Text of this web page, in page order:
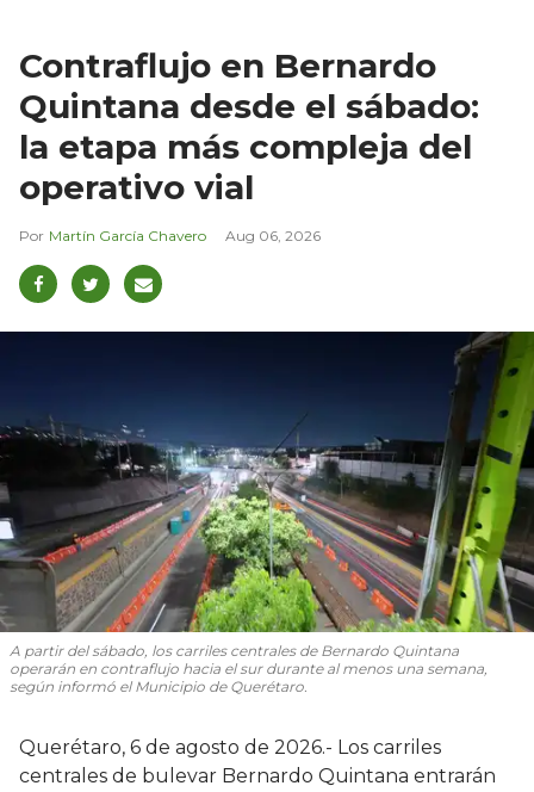
Contraflujo en Bernardo
Quintana desde el sábado:
la etapa más compleja del
operativo vial
Martín García Chavero Aug 06, 2026
A partir del sábado, los carriles centrales de Bernardo Quintana
operarán en contraflujo hacia el sur durante al menos una semana,
según informó el Municipio de Querétaro.
Querétaro, 6 de agosto de 2026.- Los carriles
centrales de bulevar Bernardo Quintana entrarán